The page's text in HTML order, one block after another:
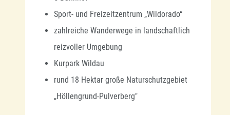
Sport- und Freizeitzentrum „Wildorado“
zahlreiche Wanderwege in landschaftlich
reizvoller Umgebung
Kurpark Wildau
rund 18 Hektar große Naturschutzgebiet
„Höllengrund-Pulverberg"